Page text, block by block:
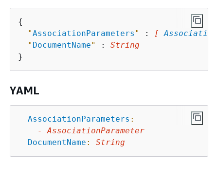
{
"AssociationParameters " : [
" DocumentName" : String
YAML
AssociationParameters :
-
AssociationParameter
DocumentName : String